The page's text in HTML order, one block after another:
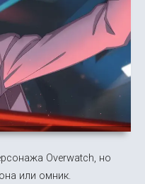
Overwatch, но
или омник.